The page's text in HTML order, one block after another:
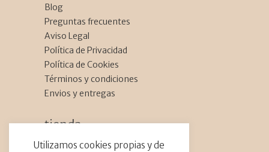
Categorías_
Comunidad floral
Festival de flores
Flores
Parques y jardines
Proyecto
Etiquetas_
Blog
Preguntas frecuentes
Aviso Legal
Política de Privacidad
Política de Cookies
Términos y condiciones
Envios y entregas
tienda_
Flores Secas
Utilizamos cookies propias y de